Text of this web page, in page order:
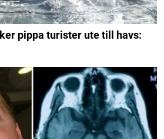
pippa turister ute till havs: